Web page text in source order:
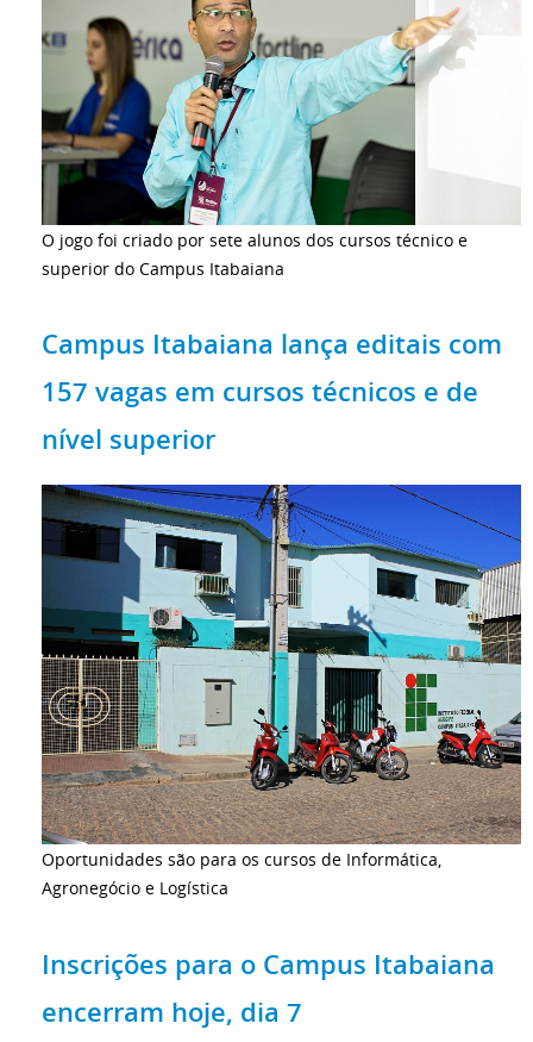
O jogo foi criado por sete alunos dos cursos técnico e
superior do Campus Itabaiana
Campus Itabaiana lança editais com
157 vagas em cursos técnicos e de
nível superior
Oportunidades são para os cursos de Informática,
Agronegócio e Logística
Inscrições para o Campus Itabaiana
encerram hoje, dia 7